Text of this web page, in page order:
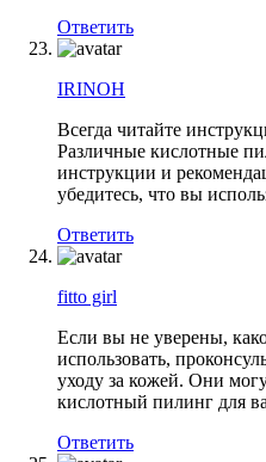
Ответить
IRINOH
Всегда читайте
Различные кислотные
инструкции и
убедитесь, что вы
Ответить
fitto girl
Если вы не уверены,
использовать,
уходу за кожей. Они
кислотный пилинг для
Ответить